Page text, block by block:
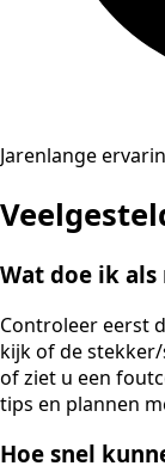
Jarenlange
Wat doe ik
Controleer eerst
kijk of de
of ziet u een
tips en plannen
Hoe snel